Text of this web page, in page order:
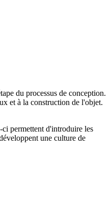
du processus de conception.
et à la construction de l'objet.
permettent d'introduire les
une culture de